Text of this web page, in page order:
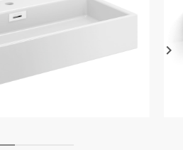
keyboard_arrow_right